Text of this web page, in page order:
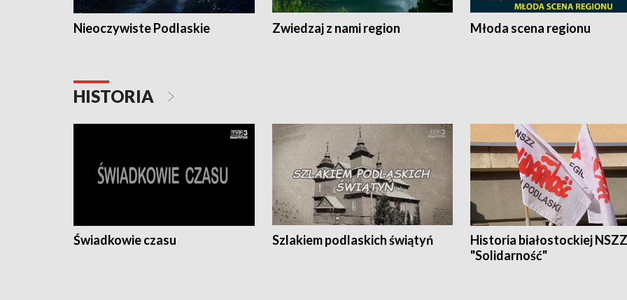
Nieoczywiste Podlaskie Zwiedzaj z nami region Młoda scena regionu
HISTORIA
Świadkowie czasu Szlakiem podlaskich świątyń
Historia białostockiej NSZZ
"Solidarność"